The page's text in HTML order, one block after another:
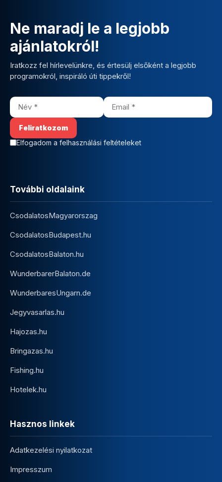
Ne maradj le a legjobb
ajánlatokról!
Iratkozz fel hírlevelünkre, és értesülj elsőként a legjobb
programokról, inspiráló úti tippekről!
Elfogadom a felhasználási feltételeket
További oldalaink
CsodalatosMagyarorszag
CsodalatosBudapest.hu
CsodalatosBalaton.hu
WunderbarerBalaton.de
WunderbaresUngarn.de
Jegyvasarlas.hu
Hajozas.hu
Bringazas.hu
Fishing.hu
Hotelek.hu
Hasznos linkek
Adatkezelési nyilatkozat
Impresszum